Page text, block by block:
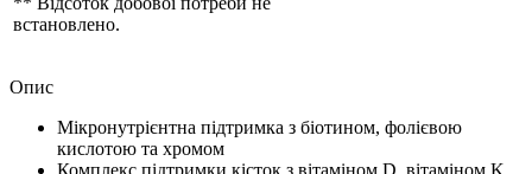
встановлено.
Опис
Мікронутрієнтна підтримка з біотином, фолієвою
кислотою та хромом
Комплекс підтримки кісток з вітаміном D, вітаміном K